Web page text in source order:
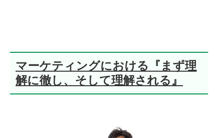
マーケティングにおける『まず理
解に徹し、そして理解される』